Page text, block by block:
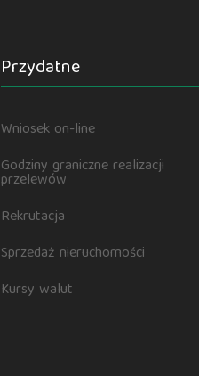
Przydatne
Wniosek on-line
Godziny graniczne realizacji
przelewów
Rekrutacja
Sprzedaż nieruchomości
Kursy walut